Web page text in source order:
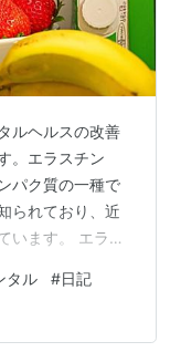
ルヘルスの改善
。エラスチン
パク質の一種で
られており、近
います。 エラス
れる理由は、以
チンには、スト
を抑制する効果
タル #日記